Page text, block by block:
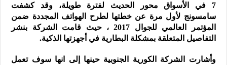
7 في الأسواق محور الحديث لفترة طويلة، وقد كشفت
سامسونج لأول مرة عن خطتها لطرح الهواتف المجددة ضمن
المؤتمر العالمي للجوال 2017 ، حيث قامت الشركة بنشر
التفاصيل المتعلقة بمشكلة البطارية في أجهزتها الذكية.
وأشارت الشركة الكورية الجنوبية حينها إلى انها سوف تعمل